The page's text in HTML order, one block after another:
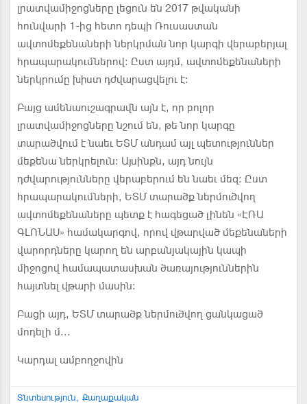
լրատվամիջոցները լեցուն են 2017 թվականի
հունվարի 1-ից հետո դեպի Ռուսաստան
ավտոմեքենաների ներկրման նոր կարգի վերաբերյալ
հրապարակումներով: Ըստ այդմ, ավտոմեքենաների
ներկրումը խիստ դժվարացվելու է:
Բայց ամենաուշագրավն այն է, որ բոլոր
լրատվամիջոցները նշում են, թե նոր կարգը
տարածվում է նաեւ ԵՏՄ անդամ այլ պետություններ
մեքենա ներկրելուն: Այսինքն, այդ նույն
դժվարությունները վերաբերում են նաեւ մեզ: Ըստ
հրապարակումների, ԵՏՄ տարածք ներմուծվող
ավտոմեքենաները պետք է հագեցած լինեն «ԷՌԱ
ԳԼՈՆԱՍ» համակարգով, որով վթարված մեքենաների
վարորդները կարող են արբանյակային կապի
միջոցով համապատասխան ծառայություններին
հայտնել վթարի մասին:
Բացի այդ, ԵՏՄ տարածք ներմուծվող ցանկացած
մոդելի մ...
Կարդալ ամբողջովին
Տնտեսություն Քաղաքական